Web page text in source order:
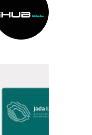
إم
تجمع
استثمارات